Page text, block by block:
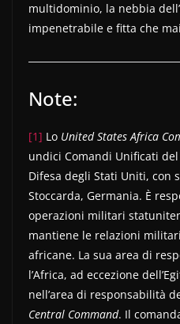
multidominio, la nebbia
impenetrabile e fitta che
Note:
[1] Lo United States Africa
undici Comandi Unificati
Difesa degli Stati Uniti, con
Stoccarda, Germania. È
operazioni militari
mantiene le relazioni
africane. La sua area di
l’Africa, ad eccezione
nell’area di responsabilità
Central Command. Il